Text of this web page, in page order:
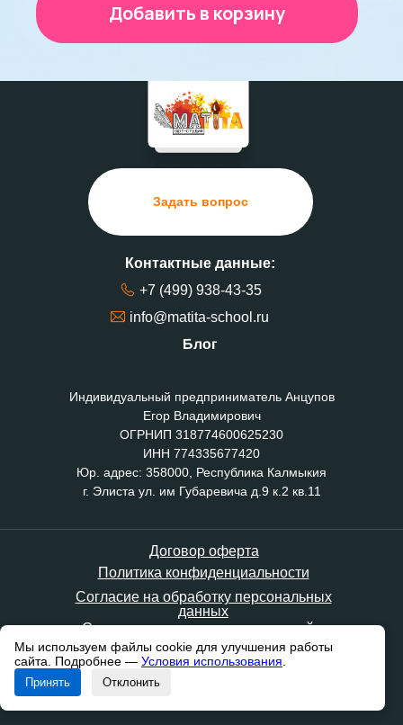
Добавить в корзину
Задать вопрос
Политика конфиденциальности
Согласие на обработку персональных
данных
Согласие на получение новостной и
рекламной рассылки
+7 (499) 938-43-35
info@matita-school.ru
Блог
Контактные данные:
Индивидуальный предприниматель Анцупов
Егор Владимирович
ОГРНИП 318774600625230
ИНН 774335677420
Юр. адрес: 358000, Республика Калмыкия
г. Элиста ул. им Губаревича д.9 к.2 кв.11
Договор оферта
Мы используем файлы cookie для улучшения работы
сайта. Подробнее — Условия использования
Принять Отклонить